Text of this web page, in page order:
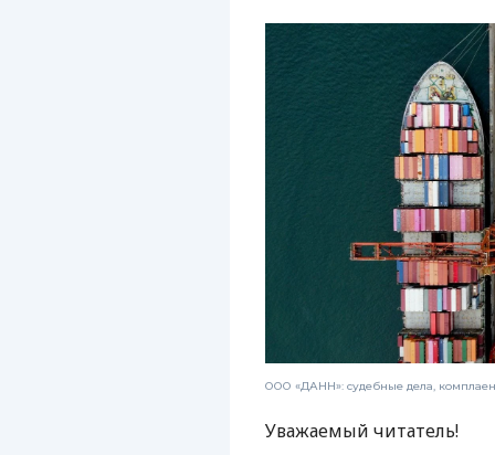
ООО «ДАНН»: судебные дела,
Уважаемый читатель!